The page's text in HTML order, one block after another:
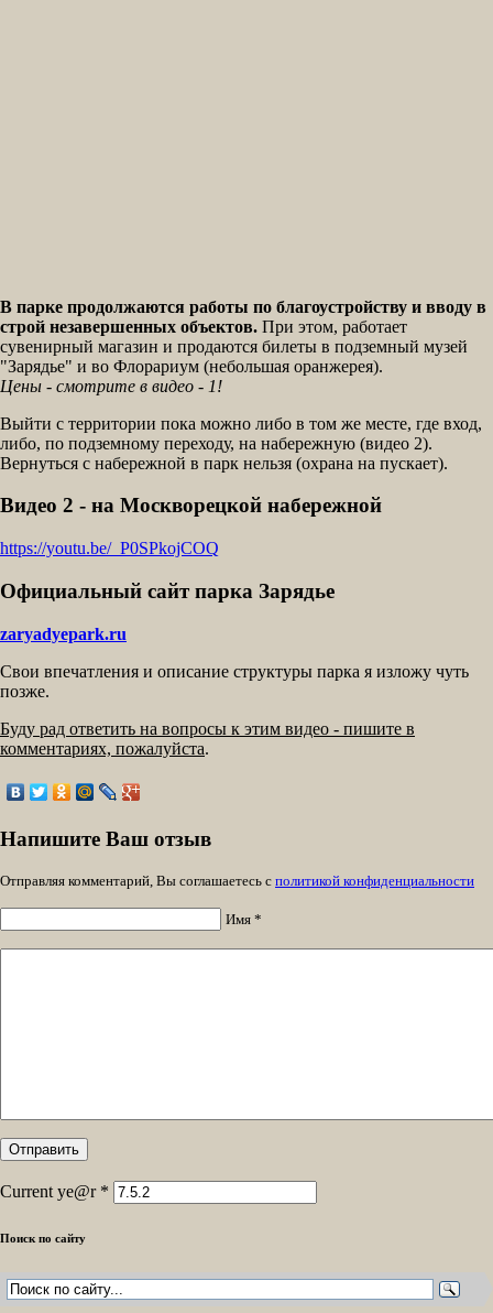
В парке продолжаются работы по благоустройству и вводу в
строй незавершенных объектов. При этом, работает
сувенирный магазин и продаются билеты в подземный музей
"Зарядье" и во Флорариум (небольшая оранжерея).
Цены - смотрите в видео - 1!
Выйти с территории пока можно либо в том же месте, где вход,
либо, по подземному переходу, на набережную (видео 2).
Вернуться с набережной в парк нельзя (охрана на пускает).
Видео 2 - на Москворецкой набережной
https://youtu.be/_P0SPkojCOQ
Официальный сайт парка Зарядье
zaryadyepark.ru
Свои впечатления и описание структуры парка я изложу чуть
позже.
Буду рад ответить на вопросы к этим видео - пишите в
комментариях, пожалуйста.
Напишите Ваш отзыв
Отправляя комментарий, Вы соглашаетесь с политикой конфиденциальности
Имя *
Current ye@r *
Поиск по сайту